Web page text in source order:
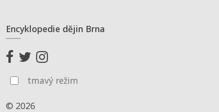
Encyklopedie dějin Brna
tmavý režim
© 2026